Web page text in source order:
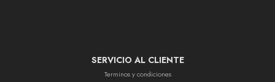
SERVICIO AL CLIENTE
Terminos y condiciones